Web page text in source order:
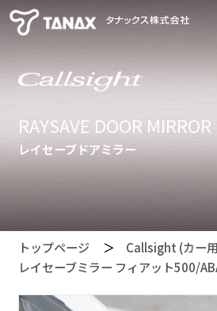
RAYSAVE DOOR MIRROR
レイセーブドアミラー
トップページ
Callsight (カー用
レイセーブミラー フィアット500/